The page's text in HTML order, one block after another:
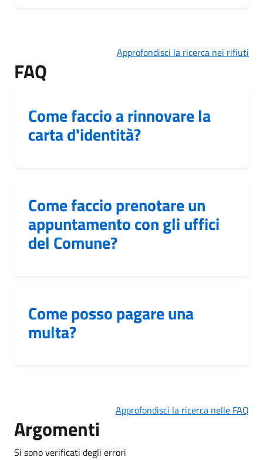
Approfondisci la ricerca nei rifiuti
FAQ
Come faccio a rinnovare la
carta d'identità?
Come faccio prenotare un
appuntamento con gli uffici
del Comune?
Come posso pagare una
multa?
Approfondisci la ricerca nelle FAQ
Argomenti
Si sono verificati degli errori